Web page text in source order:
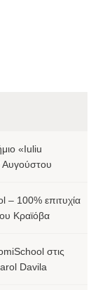
«Iuliu
– 100% επιτυχία
Κραϊόβα
στις
Davila